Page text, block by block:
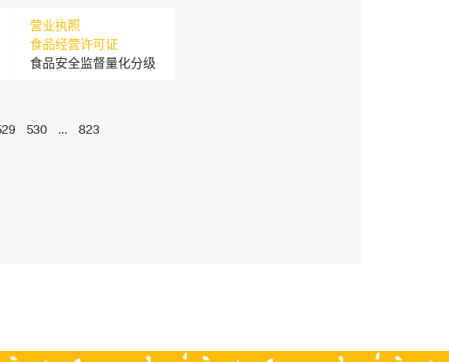
营业执照
食品经营许可证
食品安全监督量化分级
530 ... 823